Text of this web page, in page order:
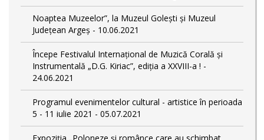
Noaptea Muzeelor”, la Muzeul Golești și Muzeul
Județean Argeș - 10.06.2021
Începe Festivalul Internațional de Muzică Corală și
Instrumentală „D.G. Kiriac”, ediția a XXVIII-a ! -
24.06.2021
Programul evenimentelor cultural - artistice în perioada
5 - 11 iulie 2021 - 05.07.2021